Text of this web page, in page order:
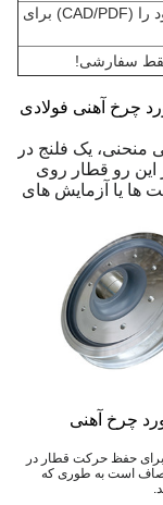
لطفاً نقاشی های خود را (CAD/PDF) برای
سفارشی!
چرخ آهنی فولادی
منحنی، یک فلنج در
رو قطار روی
ها یا آزمایش های
چرخ آهنی
حفظ حرکت قطار در
صاف است به طوری که